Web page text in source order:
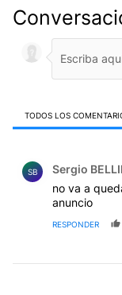
TODOS LOS
SB Sergio
no va a
anuncio
RESPONDER